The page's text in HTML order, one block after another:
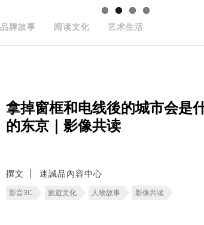
品牌故事 阅读文化 艺术生活
拿掉窗框和电线後的城市会是
的东京｜影像共读
撰文 迷誠品內容中心
影音3C 旅遊文化 人物故事 影像共读